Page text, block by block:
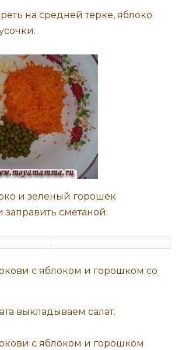
на средней терке, яблоко
и зеленый горошек
сметаной.
выкладываем салат.